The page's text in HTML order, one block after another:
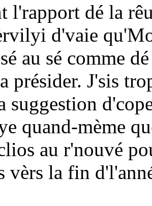
l'rapport dé la
d'vaie
au sé comme
présider. J'sis
suggestion
quand-mème
au r'nouvé
vèrs la fin